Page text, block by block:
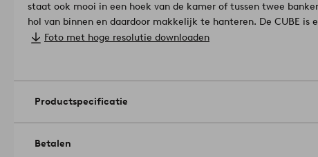
staat ook mooi in een hoek van de kamer of tussen twee
hol van binnen en daardoor makkelijk te hanteren. De CUBE is
tafeltje met een mooie metallic-afwerking waardoor de hele
Maximaal gewicht 50 kg.
Onderhoud: Afnemen met een zachte doek.
Foto met hoge resolutie downloaden
Productspecificatie
Betalen